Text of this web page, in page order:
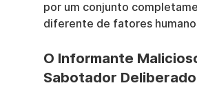
por um conjunto
diferente de fatores
O Informante
Sabotador Deliberado